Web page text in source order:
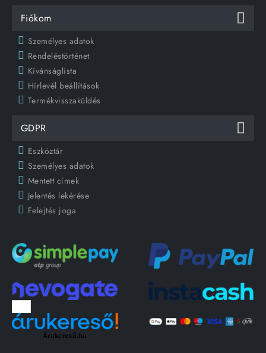
Fiókom
Személyes adatok
Rendeléstörténet
Kívánságlista
Hírlevél beállítások
Termékvisszaküldés
GDPR
Eszköztár
Személyes adatok
Mentett címek
Jelentés lekérése
Felejtés joga
Árukereső.hu